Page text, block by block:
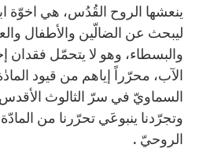
ينعشها الروح القُدُس، هي اخوّة
ليبحث عن الضالّين والأطفال
والبسطاء، وهو لا يتحمّل فقدان
الآب، محرّراً إياهم من قيود
السماويّ في سرّ الثالوث
وتجرّدنا ينبوعَي تحرّرنا من
الروحيّ .